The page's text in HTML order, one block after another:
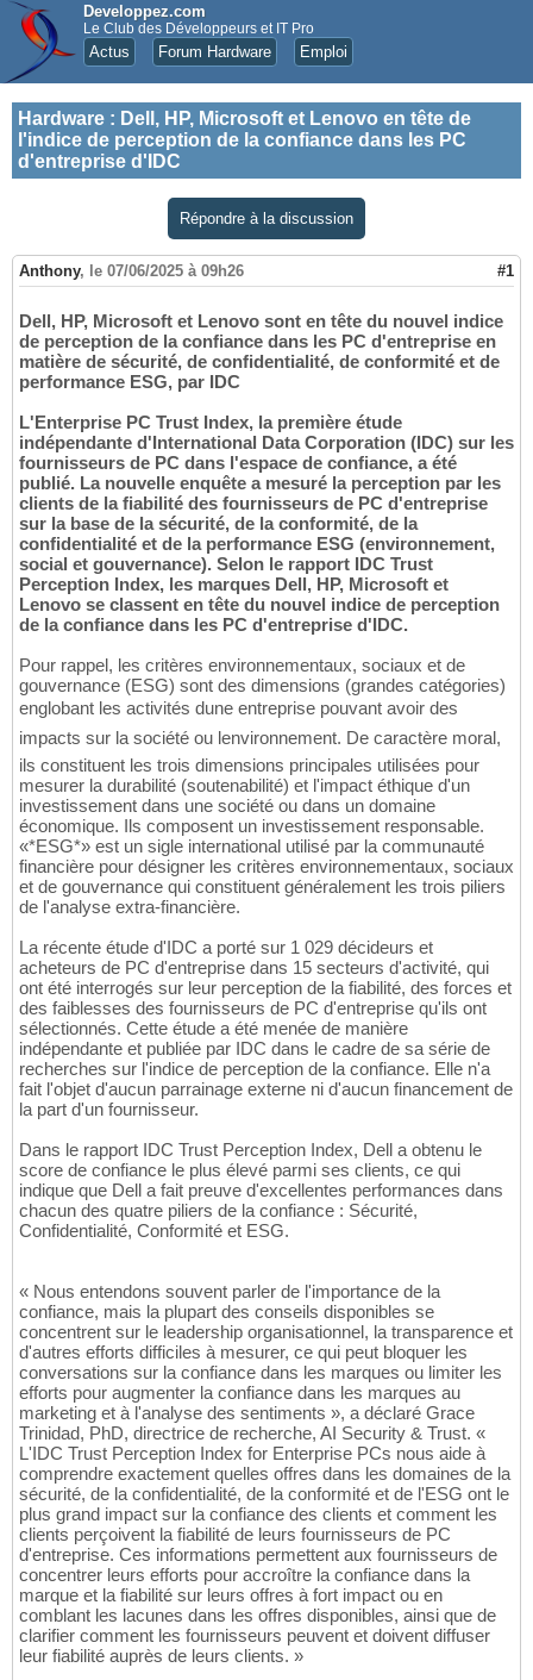
Developpez.com
Le Club des Développeurs et IT Pro
Actus Forum Hardware Emploi
Hardware : Dell, HP, Microsoft et Lenovo en tête de
l'indice de perception de la confiance dans les PC
d'entreprise d'IDC
Répondre à la discussion
Anthony, le 07/06/2025 à 09h26 #1
Dell, HP, Microsoft et Lenovo sont en tête du nouvel indice
de perception de la confiance dans les PC d'entreprise en
matière de sécurité, de confidentialité, de conformité et de
performance ESG, par IDC
L'Enterprise PC Trust Index, la première étude
indépendante d'International Data Corporation (IDC) sur les
fournisseurs de PC dans l'espace de confiance, a été
publié. La nouvelle enquête a mesuré la perception par les
clients de la fiabilité des fournisseurs de PC d'entreprise
sur la base de la sécurité, de la conformité, de la
confidentialité et de la performance ESG (environnement,
social et gouvernance). Selon le rapport IDC Trust
Perception Index, les marques Dell, HP, Microsoft et
Lenovo se classent en tête du nouvel indice de perception
de la confiance dans les PC d'entreprise d'IDC.
Pour rappel, les critères environnementaux, sociaux et de
gouvernance (ESG) sont des dimensions (grandes catégories)
englobant les activités dune entreprise pouvant avoir des
impacts sur la société ou lenvironnement. De caractère moral,
ils constituent les trois dimensions principales utilisées pour
mesurer la durabilité (soutenabilité) et l'impact éthique d'un
investissement dans une société ou dans un domaine
économique. Ils composent un investissement responsable.
«*ESG*» est un sigle international utilisé par la communauté
financière pour désigner les critères environnementaux, sociaux
et de gouvernance qui constituent généralement les trois piliers
de l'analyse extra-financière.
La récente étude d'IDC a porté sur 1 029 décideurs et
acheteurs de PC d'entreprise dans 15 secteurs d'activité, qui
ont été interrogés sur leur perception de la fiabilité, des forces et
des faiblesses des fournisseurs de PC d'entreprise qu'ils ont
sélectionnés. Cette étude a été menée de manière
indépendante et publiée par IDC dans le cadre de sa série de
recherches sur l'indice de perception de la confiance. Elle n'a
fait l'objet d'aucun parrainage externe ni d'aucun financement de
la part d'un fournisseur.
Dans le rapport IDC Trust Perception Index, Dell a obtenu le
score de confiance le plus élevé parmi ses clients, ce qui
indique que Dell a fait preuve d'excellentes performances dans
chacun des quatre piliers de la confiance : Sécurité,
Confidentialité, Conformité et ESG.
« Nous entendons souvent parler de l'importance de la
confiance, mais la plupart des conseils disponibles se
concentrent sur le leadership organisationnel, la transparence et
d'autres efforts difficiles à mesurer, ce qui peut bloquer les
conversations sur la confiance dans les marques ou limiter les
efforts pour augmenter la confiance dans les marques au
marketing et à l'analyse des sentiments », a déclaré Grace
Trinidad, PhD, directrice de recherche, AI Security & Trust. «
L'IDC Trust Perception Index for Enterprise PCs nous aide à
comprendre exactement quelles offres dans les domaines de la
sécurité, de la confidentialité, de la conformité et de l'ESG ont le
plus grand impact sur la confiance des clients et comment les
clients perçoivent la fiabilité de leurs fournisseurs de PC
d'entreprise. Ces informations permettent aux fournisseurs de
concentrer leurs efforts pour accroître la confiance dans la
marque et la fiabilité sur leurs offres à fort impact ou en
comblant les lacunes dans les offres disponibles, ainsi que de
clarifier comment les fournisseurs peuvent et doivent diffuser
leur fiabilité auprès de leurs clients. »